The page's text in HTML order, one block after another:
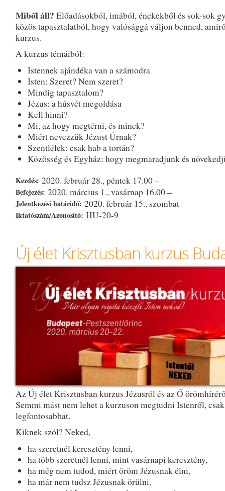
Miből áll? Előadásokból, imából, énekekből és sok-sok
közös tapasztalatból, hogy valósággá váljon benned,
kurzus.
A kurzus témáiból:
Istennek ajándéka van a számodra
Isten: Szeret? Nem szeret?
Mindig tapasztalom?
Jézus: a húsvét megoldása
Kell hinni?
Mi, az hogy megtérni, és minek?
Miért nevezzük Jézust Úrnak?
Szentlélek: csak hab a tortán?
Közösség és Egyház: hogy megmaradjunk és
Kezdés: 2020. február 28., péntek 17.00 –
Befejezés: 2020. március 1., vasárnap 16.00 –
Jelentkezési határidő: 2020. február 15., szombat
Iktatószám/Azonosító: HU-20-9
Új élet Krisztusban kurzus
Az Új élet Krisztusban kurzus Jézusról és az Ő
Semmi mást nem lehet a kurzuson megtudni Istenről,
legfontosabbat.
Kiknek szól? Neked,
ha szeretnél keresztény lenni,
ha több szeretnél lenni, mint vasárnapi keresztény,
ha még nem tudod, miért öröm Jézusnak élni,
ha már nem tudsz Jézusnak örülni,